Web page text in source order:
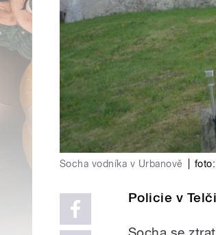
Socha vodníka v Urbanově foto:
Policie v